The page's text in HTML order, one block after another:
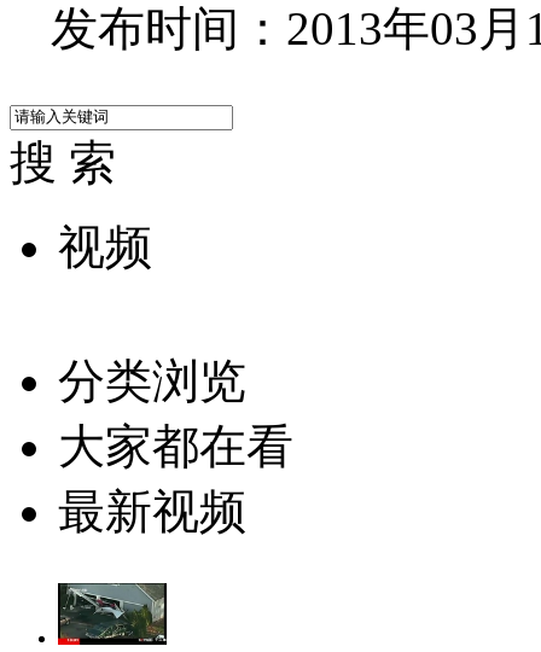
发布时间：2013年03月
搜 索
视频
分类浏览
大家都在看
最新视频